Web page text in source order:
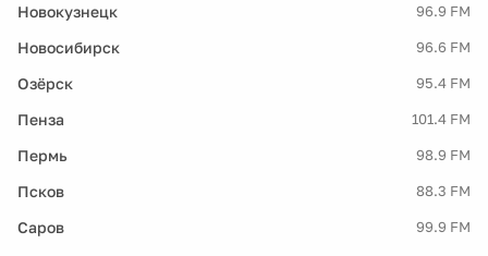
Новокузнецк 96.9 FM
Новосибирск 96.6 FM
Озёрск 95.4 FM
Пенза 101.4 FM
Пермь 98.9 FM
Псков 88.3 FM
Саров 99.9 FM